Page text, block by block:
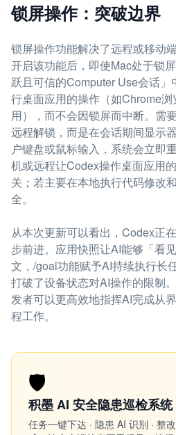
锁屏操作：突破边界
锁屏操作功能解决了远程或移动
开启该功能后，即使Mac处于锁
跃且可信的Computer Use会话
行桌面应用的操作（如Chrome
用），而不会因锁屏而中断。需
远程解锁，而是在会话期间显示
户键盘或鼠标输入，系统会立即
机或远程让Codex操作桌面应用
关；若主要在本地执行代码修改
全。
从本次更新可以看出，Codex正
步前进。应用快照让AI能够「看
文，/goal功能赋予AI持续执行长
打破了设备状态对AI操作的限制
发者可以更高效地指挥AI完成从
程工作。
🛡️
积墨 AI 安全隐患巡检系统
任务一键下达 · 隐患 AI 识别 · 整